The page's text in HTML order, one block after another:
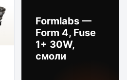
Formlabs —
Form 4, Fuse
1+ 30W,
смоли